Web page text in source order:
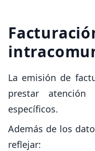
La emisión de
prestar atención
específicos.
Además de los
reflejar: